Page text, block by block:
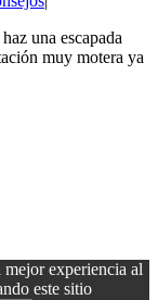
una escapada
muy motera ya
experiencia al
este sitio